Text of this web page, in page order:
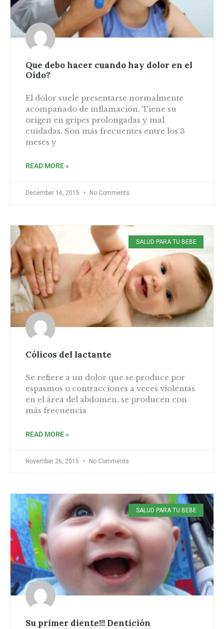
Que debo hacer cuando hay dolor en el
Oído?
El dolor suele presentarse normalmente
acompañado de inflamación. Tiene su
origen en gripes prolongadas y mal
cuidadas. Son más frecuentes entre los 3
meses y
READ MORE »
December 16, 2015 No Comments
SALUD PARA TU BEBE
Cólicos del lactante
Se refiere a un dolor que se produce por
espasmos o contracciones a veces violentas
en el área del abdomen, se producen con
más frecuencia
READ MORE »
November 26, 2015 No Comments
SALUD PARA TU BEBE
Su primer diente!!! Dentición